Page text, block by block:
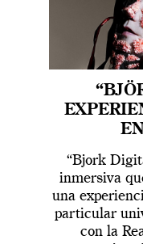
“Bjork
inmersiva
una
particular
con la